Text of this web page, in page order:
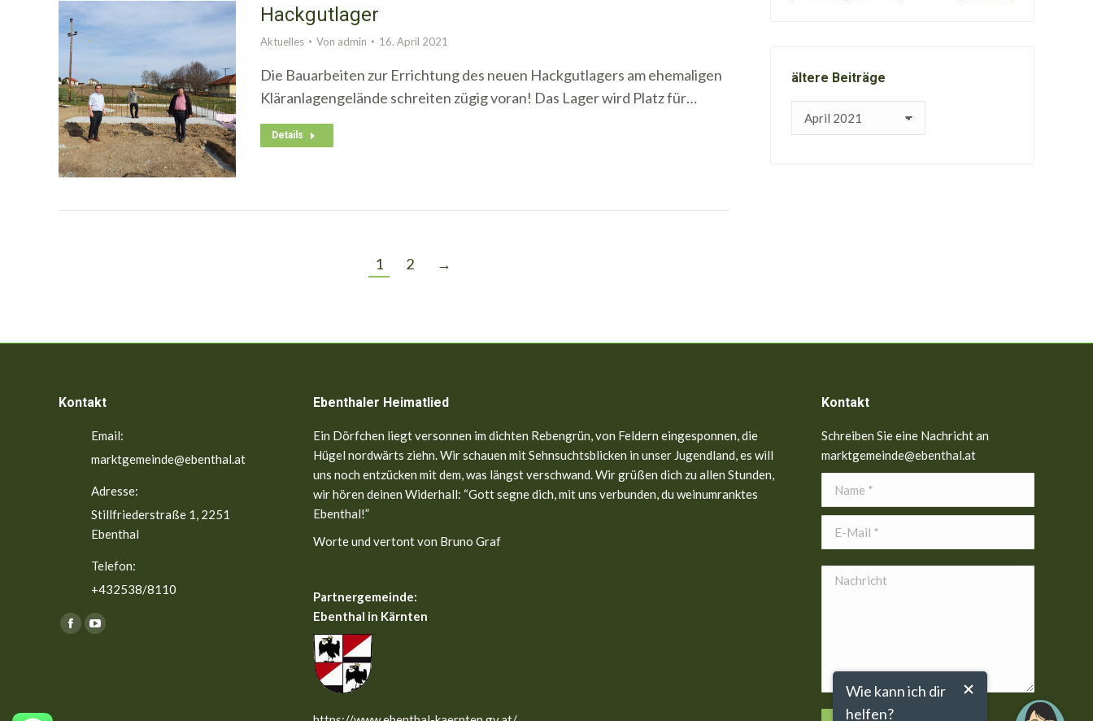
Hackgutlager
Aktuelles Von admin 16. April 2021
Die Bauarbeiten zur Errichtung des neuen Hackgutlagers am ehemaligen
Kläranlagengelände schreiten zügig voran! Das Lager wird Platz für…
Details
1 2 →
ältere Beiträge
Beiträge
Kontakt
Email:
marktgemeinde@ebenthal.at
Adresse:
Stillfriederstraße 1, 2251
Ebenthal
Telefon:
+432538/8110
Finden Sie uns auf:
FacebookYouTube
Ebenthaler Heimatlied
Ein Dörfchen liegt versonnen im dichten Rebengrün, von Feldern eingesponnen, die
Hügel nordwärts ziehn. Wir schauen mit Sehnsuchtsblicken in unser Jugendland, es will
uns noch entzücken mit dem, was längst verschwand. Wir grüßen dich zu allen Stunden,
wir hören deinen Widerhall: “Gott segne dich, mit uns verbunden, du weinumranktes
Ebenthal!”
Worte und vertont von Bruno Graf
Partnergemeinde:
Ebenthal in Kärnten
Kontakt
Schreiben Sie eine Nachricht an
marktgemeinde@ebenthal.at
Name *
E-Mail *
Nachricht
Wie kann ich dir
helfen?